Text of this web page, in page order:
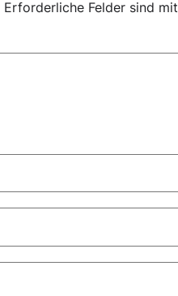
Erforderliche Felder sind mit